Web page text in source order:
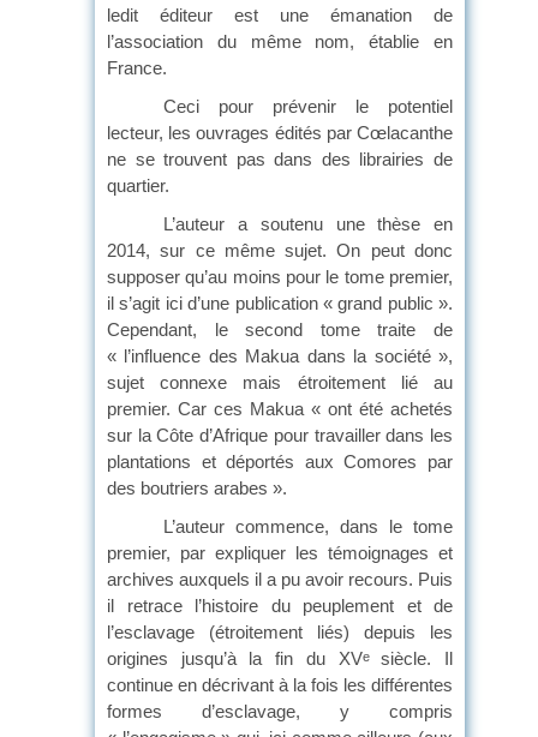
ledit éditeur est une émanation de
l’association du même nom, établie en
France.
Ceci pour prévenir le potentiel
lecteur, les ouvrages édités par Cœlacanthe
ne se trouvent pas dans des librairies de
quartier.
L’auteur a soutenu une thèse en
2014, sur ce même sujet. On peut donc
supposer qu’au moins pour le tome premier,
il s’agit ici d’une publication « grand public ».
Cependant, le second tome traite de
« l’influence des Makua dans la société »,
sujet connexe mais étroitement lié au
premier. Car ces Makua « ont été achetés
sur la Côte d’Afrique pour travailler dans les
plantations et déportés aux Comores par
des boutriers arabes ».
L’auteur commence, dans le tome
premier, par expliquer les témoignages et
archives auxquels il a pu avoir recours. Puis
il retrace l’histoire du peuplement et de
l’esclavage (étroitement liés) depuis les
origines jusqu’à la fin du XVesiècle. Il
continue en décrivant à la fois les différentes
formes d’esclavage, y compris